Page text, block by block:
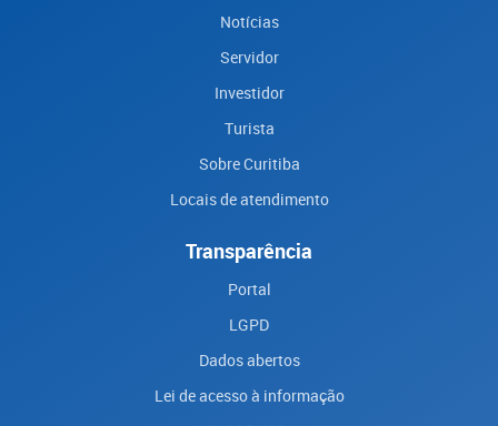
Notícias
Servidor
Investidor
Turista
Sobre Curitiba
Locais de atendimento
Transparência
Portal
LGPD
Dados abertos
Lei de acesso à informação